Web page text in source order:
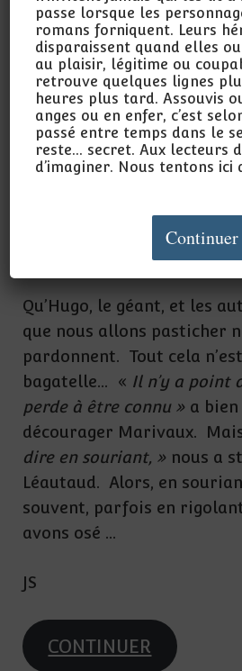
Nous en avons trouvé
gardé quelques-uns, nous
imaginer ce que leurs
Était-ce là sacrilège ? Sur
nous nous sommes encore
parodier quelques pages
notre littérature, voire
allant même jusqu’à
jeune-juge-en-bois-brut
Qu’Hugo, le géant, et les
que nous allons pasticher
pardonnent. Tout cela
bagatelle… « Il n’y a point
perde à être connu »a bien
décourager Marivaux.
dire en souriant, » nous a
Léautaud. Alors, en
souvent, parfois en
avons osé …
JS
CONTINUER
passe lorsque les
romans forniquent. Leurs
disparaissent quand elles
au plaisir, légitime ou
retrouve quelques lignes
heures plus tard. Assouvis
anges ou en enfer, c’est
passé entre temps dans le
reste… secret. Aux lecteurs
d’imaginer. Nous tentons ici
Continuer